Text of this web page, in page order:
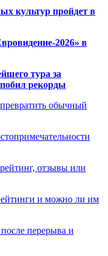
культур пройдет в
2026» в
тура за
рекорды
обычный
отзывы или
и можно ли им
перерыва и